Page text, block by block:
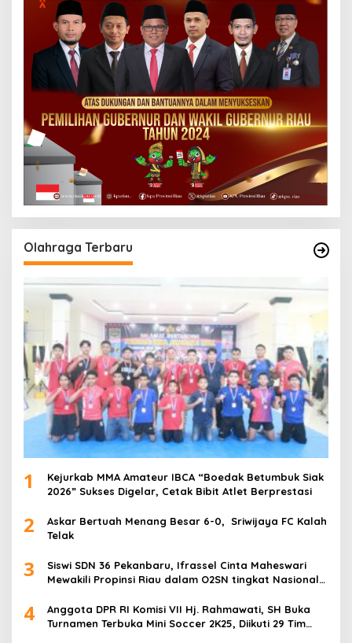
Olahraga Terbaru
1
Kejurkab MMA Amateur IBCA “Boedak Betumbuk Siak
2026” Sukses Digelar, Cetak Bibit Atlet Berprestasi
2
Askar Bertuah Menang Besar 6-0, Sriwijaya FC Kalah
Telak
3
Siswi SDN 36 Pekanbaru, Ifrassel Cinta Maheswari
Mewakili Propinsi Riau dalam O2SN tingkat Nasional
4
Anggota DPR RI Komisi VII Hj. Rahmawati, SH Buka
Turnamen Terbuka Mini Soccer 2K25, Diikuti 29 Tim